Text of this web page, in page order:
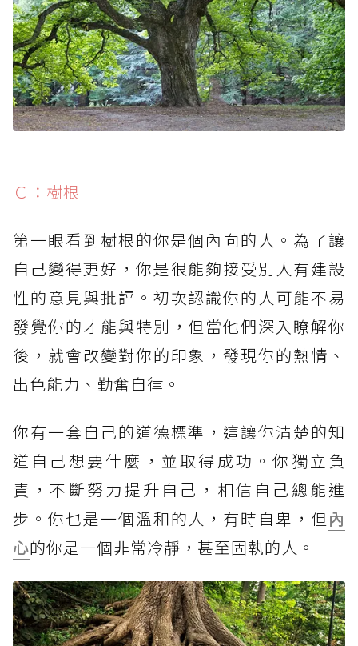
Ｃ：樹根
第一眼看到樹根的你是個內向的人。為了讓
自己變得更好，你是很能夠接受別人有建設
性的意見與批評。初次認識你的人可能不易
發覺你的才能與特別，但當他們深入瞭解你
後，就會改變對你的印象，發現你的熱情、
出色能力、勤奮自律。
你有一套自己的道德標準，這讓你清楚的知
道自己想要什麼，並取得成功。你獨立負
責，不斷努力提升自己，相信自己總能進
步。你也是一個溫和的人，有時自卑，但 內
心的你是一個非常冷靜，甚至固執的人。